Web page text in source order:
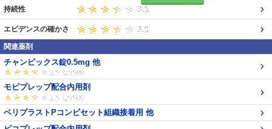
持続性
エビデンスの確かさ
関連薬剤
チャンピックス錠0.5mg 他
モビプレップ配合内用剤
ベリプラストPコンビセット組織接着用 他